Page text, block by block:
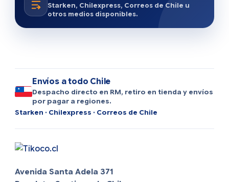
Starken, Chilexpress, Correos de Chile u
otros medios disponibles.
Envíos a todo Chile
Despacho directo en RM, retiro en tienda y envíos
por pagar a regiones.
Starken · Chilexpress · Correos de Chile
Avenida Santa Adela 371